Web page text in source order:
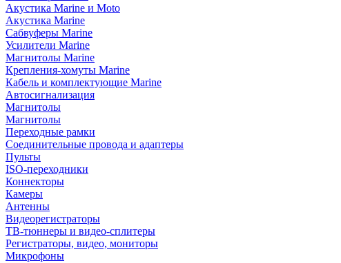
Акустика Marine и Moto
Акустика Marine
Сабвуферы Marine
Усилители Marine
Магнитолы Marine
Крепления-хомуты Marine
Кабель и комплектующие Marine
Автосигнализация
Магнитолы
Магнитолы
Переходные рамки
Соединительные провода и адаптеры
Пульты
ISO-переходники
Коннекторы
Камеры
Антенны
Видеорегистраторы
ТВ-тюннеры и видео-сплитеры
Регистраторы, видео, мониторы
Микрофоны